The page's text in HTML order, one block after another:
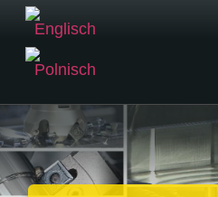
HIER KLICKEN